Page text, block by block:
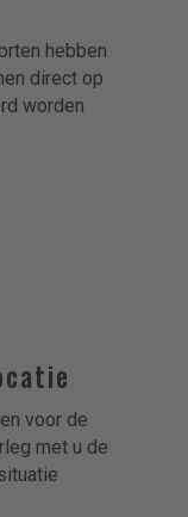
hebben
direct op
worden
voor de
met u de